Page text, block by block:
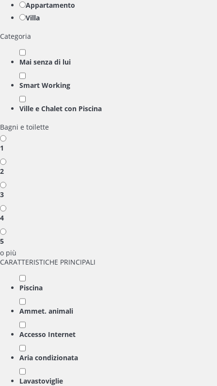
Appartamento
Villa
Categoria
Mai senza di lui
Smart Working
Ville e Chalet con Piscina
Bagni e toilette
1
2
3
4
5
o più
CARATTERISTICHE PRINCIPALI
Piscina
Ammet. animali
Accesso Internet
Aria condizionata
Lavastoviglie